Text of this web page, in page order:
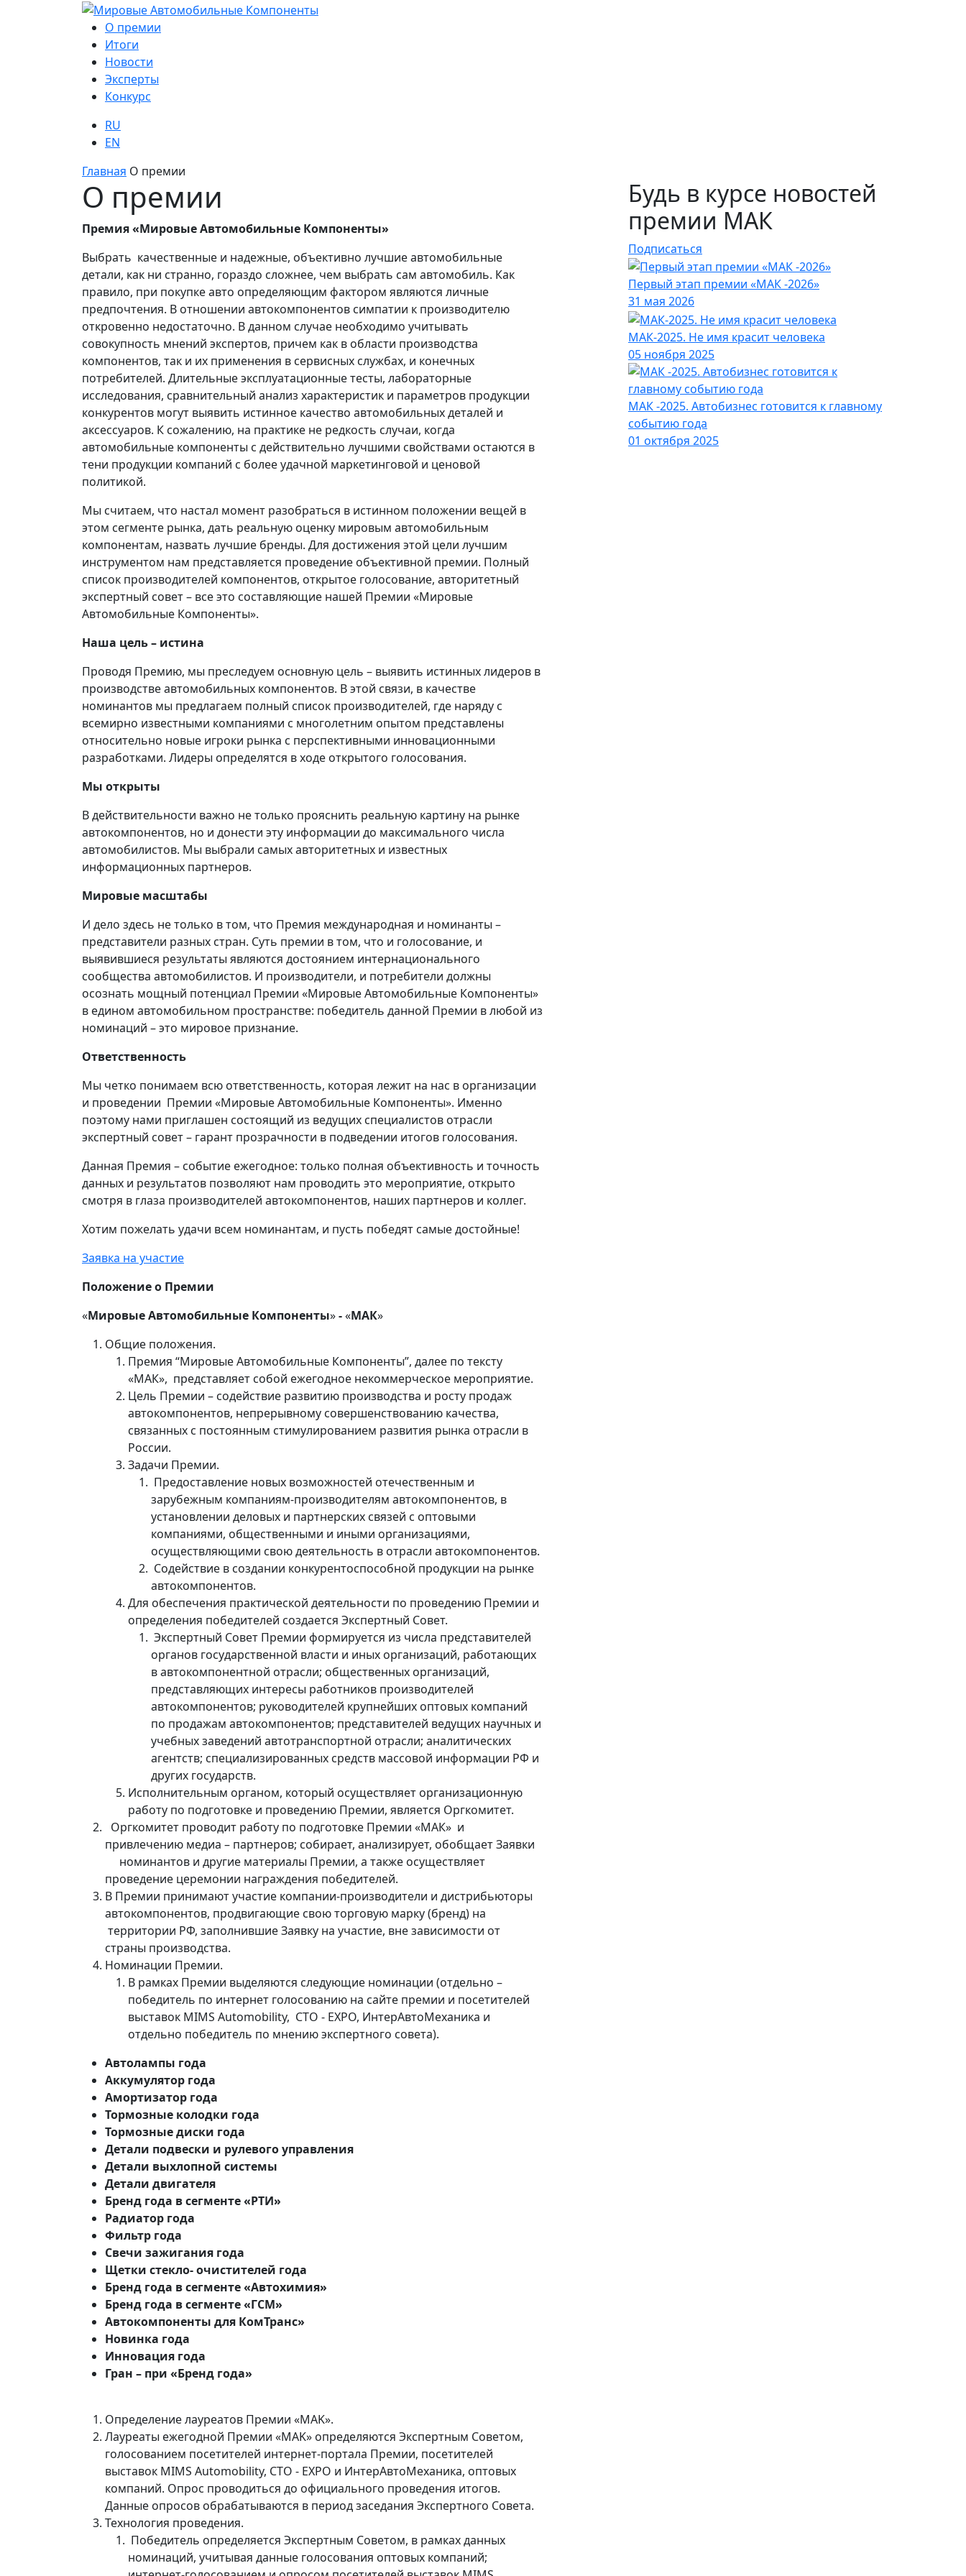
О премии
Итоги
Новости
Эксперты
Конкурс
RU
EN
Главная О премии
О премии
Премия «Мировые Автомобильные Компоненты»
Выбрать качественные и надежные, объективно лучшие автомобильные
детали, как ни странно, гораздо сложнее, чем выбрать сам автомобиль. Как
правило, при покупке авто определяющим фактором являются личные
предпочтения. В отношении автокомпонентов симпатии к производителю
откровенно недостаточно. В данном случае необходимо учитывать
совокупность мнений экспертов, причем как в области производства
компонентов, так и их применения в сервисных службах, и конечных
потребителей. Длительные эксплуатационные тесты, лабораторные
исследования, сравнительный анализ характеристик и параметров продукции
конкурентов могут выявить истинное качество автомобильных деталей и
аксессуаров. К сожалению, на практике не редкость случаи, когда
автомобильные компоненты с действительно лучшими свойствами остаются в
тени продукции компаний с более удачной маркетинговой и ценовой
политикой.
Мы считаем, что настал момент разобраться в истинном положении вещей в
этом сегменте рынка, дать реальную оценку мировым автомобильным
компонентам, назвать лучшие бренды. Для достижения этой цели лучшим
инструментом нам представляется проведение объективной премии. Полный
список производителей компонентов, открытое голосование, авторитетный
экспертный совет – все это составляющие нашей Премии «Мировые
Автомобильные Компоненты».
Наша цель – истина
Проводя Премию, мы преследуем основную цель – выявить истинных лидеров в
производстве автомобильных компонентов. В этой связи, в качестве
номинантов мы предлагаем полный список производителей, где наряду с
всемирно известными компаниями с многолетним опытом представлены
относительно новые игроки рынка с перспективными инновационными
разработками. Лидеры определятся в ходе открытого голосования.
Мы открыты
В действительности важно не только прояснить реальную картину на рынке
автокомпонентов, но и донести эту информации до максимального числа
автомобилистов. Мы выбрали самых авторитетных и известных
информационных партнеров.
Мировые масштабы
И дело здесь не только в том, что Премия международная и номинанты –
представители разных стран. Суть премии в том, что и голосование, и
выявившиеся результаты являются достоянием интернационального
сообщества автомобилистов. И производители, и потребители должны
осознать мощный потенциал Премии «Мировые Автомобильные Компоненты»
в едином автомобильном пространстве: победитель данной Премии в любой из
номинаций – это мировое признание.
Ответственность
Мы четко понимаем всю ответственность, которая лежит на нас в организации
и проведении Премии «Мировые Автомобильные Компоненты». Именно
поэтому нами приглашен состоящий из ведущих специалистов отрасли
экспертный совет – гарант прозрачности в подведении итогов голосования.
Данная Премия – событие ежегодное: только полная объективность и точность
данных и результатов позволяют нам проводить это мероприятие, открыто
смотря в глаза производителей автокомпонентов, наших партнеров и коллег.
Хотим пожелать удачи всем номинантам, и пусть победят самые достойные!
Заявка на участие
Положение о Премии
«Мировые Автомобильные Компоненты»-«МАК»
Общие положения.
Премия “Мировые Автомобильные Компоненты”, далее по тексту
«МАК», представляет собой ежегодное некоммерческое мероприятие.
Цель Премии – содействие развитию производства и росту продаж
автокомпонентов, непрерывному совершенствованию качества,
связанных с постоянным стимулированием развития рынка отрасли в
России.
Задачи Премии.
Предоставление новых возможностей отечественным и
зарубежным компаниям-производителям автокомпонентов, в
установлении деловых и партнерских связей с оптовыми
компаниями, общественными и иными организациями,
осуществляющими свою деятельность в отрасли автокомпонентов.
Содействие в создании конкурентоспособной продукции на рынке
автокомпонентов.
Для обеспечения практической деятельности по проведению Премии и
определения победителей создается Экспертный Совет.
Экспертный Совет Премии формируется из числа представителей
органов государственной власти и иных организаций, работающих
в автокомпонентной отрасли; общественных организаций,
представляющих интересы работников производителей
автокомпонентов; руководителей крупнейших оптовых компаний
по продажам автокомпонентов; представителей ведущих научных и
учебных заведений автотранспортной отрасли; аналитических
агентств; специализированных средств массовой информации РФ и
других государств.
Исполнительным органом, который осуществляет организационную
работу по подготовке и проведению Премии, является Оргкомитет.
Оргкомитет проводит работу по подготовке Премии «МАК» и
привлечению медиа – партнеров; собирает, анализирует, обобщает Заявки
номинантов и другие материалы Премии, а также осуществляет
проведение церемонии награждения победителей.
В Премии принимают участие компании-производители и дистрибьюторы
автокомпонентов, продвигающие свою торговую марку (бренд) на
территории РФ, заполнившие Заявку на участие, вне зависимости от
страны производства.
Номинации Премии.
В рамках Премии выделяются следующие номинации (отдельно –
победитель по интернет голосованию на сайте премии и посетителей
выставок MIMS Automobility, СТО - EXPO, ИнтерАвтоМеханика и
отдельно победитель по мнению экспертного совета).
Автолампы года
Аккумулятор года
Амортизатор года
Тормозные колодки года
Тормозные диски года
Детали подвески и рулевого управления​
Детали выхлопной системы
Детали двигателя
Бренд года в сегменте «РТИ»
Радиатор года
Фильтр года
Свечи зажигания года
Щетки стекло- очистителей года
Бренд года в сегменте «Автохимия»
Бренд года в сегменте «ГСМ»
Автокомпоненты для КомТранс»
Новинка года
Инновация года
Гран – при «Бренд года»
Определение лауреатов Премии «MAK».
Лауреаты ежегодной Премии «MAK» определяются Экспертным Советом,
голосованием посетителей интернет-портала Премии, посетителей
выставок MIMS Automobility, СТО - EXPO и ИнтерАвтоМеханика, оптовых
компаний. Опрос проводиться до официального проведения итогов.
Данные опросов обрабатываются в период заседания Экспертного Совета.
Технология проведения.
Победитель определяется Экспертным Советом, в рамках данных
номинаций, учитывая данные голосования оптовых компаний;
Будь в курсе новостей
премии МАК
Подписаться
Первый этап премии «МАК -2026»
31 мая 2026
МАК-2025. Не имя красит человека
05 ноября 2025
МАК -2025. Автобизнес готовится к главному
событию года
01 октября 2025